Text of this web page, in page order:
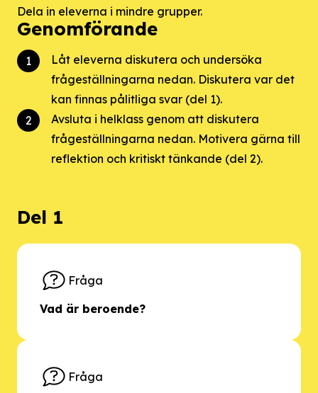
Dela in eleverna i mindre grupper.
Genomförande
Låt eleverna diskutera och undersöka
frågeställningarna nedan. Diskutera var det
kan finnas pålitliga svar (del 1).
Avsluta i helklass genom att diskutera
frågeställningarna nedan. Motivera gärna till
reflektion och kritiskt tänkande (del 2).
Del 1
Fråga
Vad är beroende?
Fråga